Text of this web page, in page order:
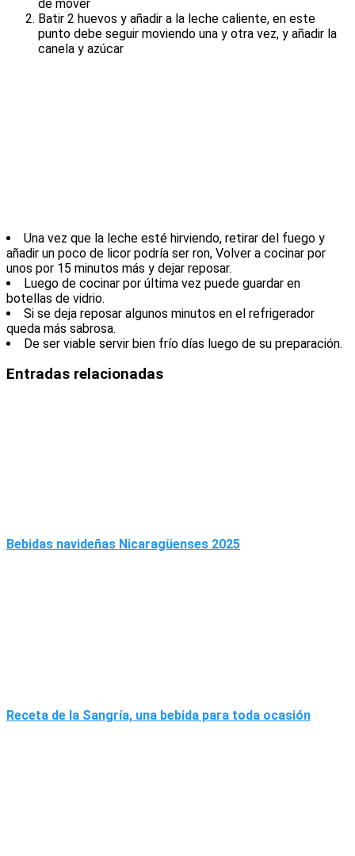
de mover
Batir 2 huevos y añadir a la leche caliente, en este
punto debe seguir moviendo una y otra vez, y añadir la
canela y azúcar
Una vez que la leche esté hirviendo, retirar del fuego y
añadir un poco de licor podría ser ron, Volver a cocinar por
unos por 15 minutos más y dejar reposar.
Luego de cocinar por última vez puede guardar en
botellas de vidrio.
Si se deja reposar algunos minutos en el refrigerador
queda más sabrosa.
De ser viable servir bien frío días luego de su preparación.
Entradas relacionadas
Bebidas navideñas Nicaragüenses 2025
Receta de la Sangría, una bebida para toda ocasión